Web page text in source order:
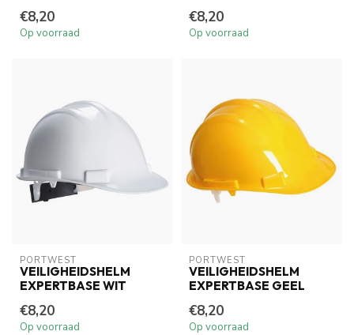
€8,20
Op voorraad
€8,20
Op voorraad
PORTWEST
VEILIGHEIDSHELM
EXPERTBASE WIT
€8,20
Op voorraad
PORTWEST
VEILIGHEIDSHELM
EXPERTBASE GEEL
€8,20
Op voorraad